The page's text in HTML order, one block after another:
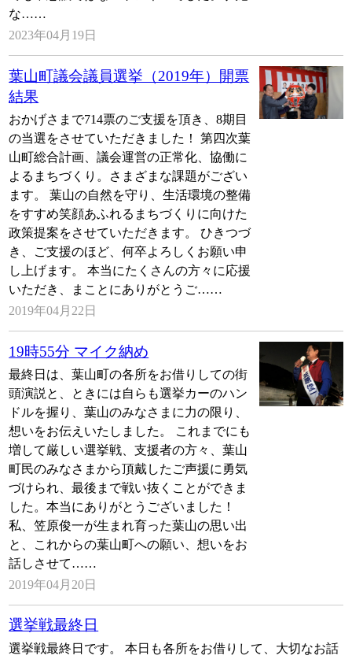
な……
2023年04月19日
葉山町議会議員選挙（2019年）開票
結果
おかげさまで714票のご支援を頂き、8期目
の当選をさせていただきました！ 第四次葉
山町総合計画、議会運営の正常化、協働に
よるまちづくり。さまざまな課題がござい
ます。 葉山の自然を守り、生活環境の整備
をすすめ笑顔あふれるまちづくりに向けた
政策提案をさせていただきます。 ひきつづ
き、ご支援のほど、何卒よろしくお願い申
し上げます。 本当にたくさんの方々に応援
いただき、まことにありがとうご……
2019年04月22日
19時55分 マイク納め
最終日は、葉山町の各所をお借りしての街
頭演説と、ときには自らも選挙カーのハン
ドルを握り、葉山のみなさまに力の限り、
想いをお伝えいたしました。 これまでにも
増して厳しい選挙戦、支援者の方々、葉山
町民のみなさまから頂戴したご声援に勇気
づけられ、最後まで戦い抜くことができま
した。本当にありがとうございました！
私、笠原俊一が生まれ育った葉山の思い出
と、これからの葉山町への願い、想いをお
話しさせて……
2019年04月20日
選挙戦最終日
選挙戦最終日です。 本日も各所をお借りして、大切なお話